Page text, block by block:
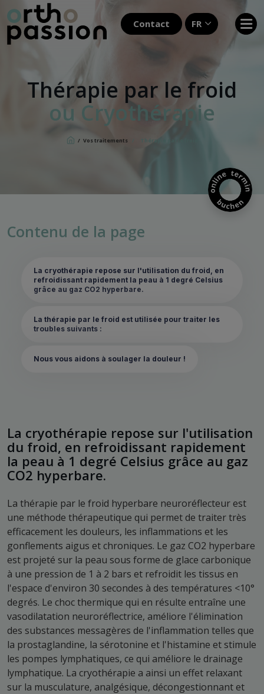
Contact FR
Thérapie par le froid
ou Cryothérapie
/ Vos traitements Thérapie par le froid
Contenu de la page
La cryothérapie repose sur l'utilisation du froid, en
refroidissant rapidement la peau à 1 degré Celsius
grâce au gaz CO2 hyperbare.
La thérapie par le froid est utilisée pour traiter les
troubles suivants :
Nous vous aidons à soulager la douleur !
La cryothérapie repose sur l'utilisation
du froid, en refroidissant rapidement
la peau à 1 degré Celsius grâce au gaz
CO2 hyperbare.
La thérapie par le froid hyperbare neuroréflecteur est
une méthode thérapeutique qui permet de traiter très
efficacement les douleurs, les inflammations et les
gonflements aigus et chroniques. Le gaz CO2 hyperbare
est projeté sur la peau sous forme de glace carbonique
à une pression de 1 à 2 bars et refroidit les tissus en
l'espace d'environ 30 secondes à des températures <10°
degrés. Le choc thermique qui en résulte entraîne une
vasodilatation neuroréflectrice, améliore l'élimination
des substances messagères de l'inflammation telles que
la prostaglandine, la sérotonine et l'histamine et stimule
les pompes lymphatiques, ce qui améliore le drainage
lymphatique. La cryothérapie a ainsi un effet relaxant
sur la musculature, analgésique, décongestionnant et